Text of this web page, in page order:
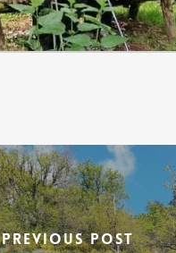
Previous Post